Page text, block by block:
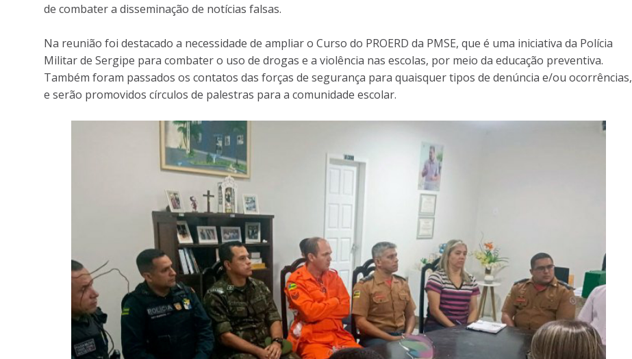
de combater a disseminação de notícias falsas.
Na reunião foi destacado a necessidade de ampliar o Curso do PROERD da PMSE, que é uma iniciativa da Polícia
Militar de Sergipe para combater o uso de drogas e a violência nas escolas, por meio da educação preventiva.
Também foram passados os contatos das forças de segurança para quaisquer tipos de denúncia e/ou ocorrências,
e serão promovidos círculos de palestras para a comunidade escolar.